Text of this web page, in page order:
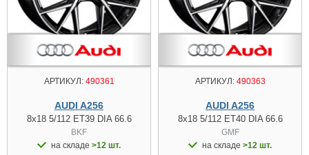
АРТИКУЛ:490361
AUDI A256
8x18 5/112 ET39 DIA 66.6
BKF
на складе >12 шт.
АРТИКУЛ:490363
AUDI A256
8x18 5/112 ET40 DIA 66.6
GMF
на складе >12 шт.